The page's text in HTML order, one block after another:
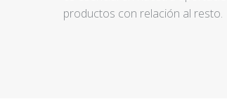
productos con relación al resto.